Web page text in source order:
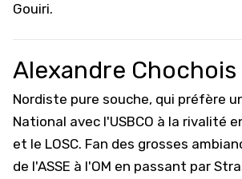
Gouiri.
Alexandre Chochois
Nordiste pure souche, qui préfère
National avec l'USBCO à la rivalité
et le LOSC. Fan des grosses
de l'ASSE à l'OM en passant par